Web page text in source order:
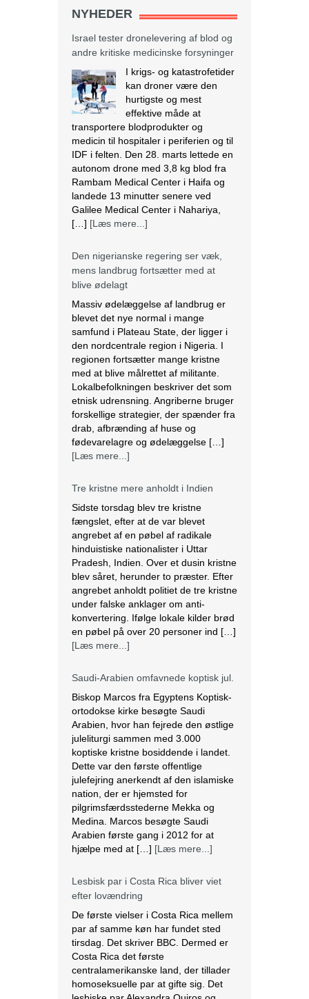
NYHEDER
Israel tester dronelevering af blod og
andre kritiske medicinske forsyninger
I krigs- og katastrofetider
kan droner være den
hurtigste og mest
effektive måde at
transportere blodprodukter og
medicin til hospitaler i periferien og til
IDF i felten. Den 28. marts lettede en
autonom drone med 3,8 kg blod fra
Rambam Medical Center i Haifa og
landede 13 minutter senere ved
Galilee Medical Center i Nahariya,
[…] [Læs mere...]
Den nigerianske regering ser væk,
mens landbrug fortsætter med at
blive ødelagt
Massiv ødelæggelse af landbrug er
blevet det nye normal i mange
samfund i Plateau State, der ligger i
den nordcentrale region i Nigeria. I
regionen fortsætter mange kristne
med at blive målrettet af militante.
Lokalbefolkningen beskriver det som
etnisk udrensning. Angriberne bruger
forskellige strategier, der spænder fra
drab, afbrænding af huse og
fødevarelagre og ødelæggelse […]
[Læs mere...]
Tre kristne mere anholdt i Indien
Sidste torsdag blev tre kristne
fængslet, efter at de var blevet
angrebet af en pøbel af radikale
hinduistiske nationalister i Uttar
Pradesh, Indien. Over et dusin kristne
blev såret, herunder to præster. Efter
angrebet anholdt politiet de tre kristne
under falske anklager om anti-
konvertering. Ifølge lokale kilder brød
en pøbel på over 20 personer ind […]
[Læs mere...]
Saudi-Arabien omfavnede koptisk jul.
Biskop Marcos fra Egyptens Koptisk-
ortodokse kirke besøgte Saudi
Arabien, hvor han fejrede den østlige
juleliturgi sammen med 3.000
koptiske kristne bosiddende i landet.
Dette var den første offentlige
julefejring anerkendt af den islamiske
nation, der er hjemsted for
pilgrimsfærdsstederne Mekka og
Medina. Marcos besøgte Saudi
Arabien første gang i 2012 for at
hjælpe med at […] [Læs mere...]
Lesbisk par i Costa Rica bliver viet
efter lovændring
De første vielser i Costa Rica mellem
par af samme køn har fundet sted
tirsdag. Det skriver BBC. Dermed er
Costa Rica det første
centralamerikanske land, der tillader
homoseksuelle par at gifte sig. Det